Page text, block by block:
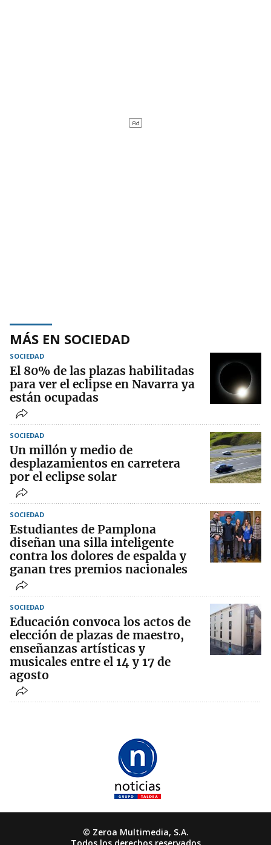
MÁS EN SOCIEDAD
SOCIEDAD
El 80% de las plazas habilitadas
para ver el eclipse en Navarra ya
están ocupadas
SOCIEDAD
Un millón y medio de
desplazamientos en carretera
por el eclipse solar
SOCIEDAD
Estudiantes de Pamplona
diseñan una silla inteligente
contra los dolores de espalda y
ganan tres premios nacionales
SOCIEDAD
Educación convoca los actos de
elección de plazas de maestro,
enseñanzas artísticas y
musicales entre el 14 y 17 de
agosto
© Zeroa Multimedia, S.A.